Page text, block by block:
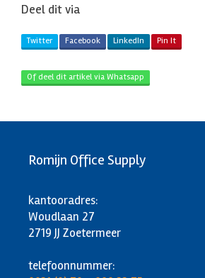
Deel dit via
Twitter Facebook LinkedIn Pin It
Of deel dit artikel via Whatsapp
Romijn Office Supply
kantooradres:
Woudlaan 27
2719 JJ Zoetermeer
telefoonnummer: